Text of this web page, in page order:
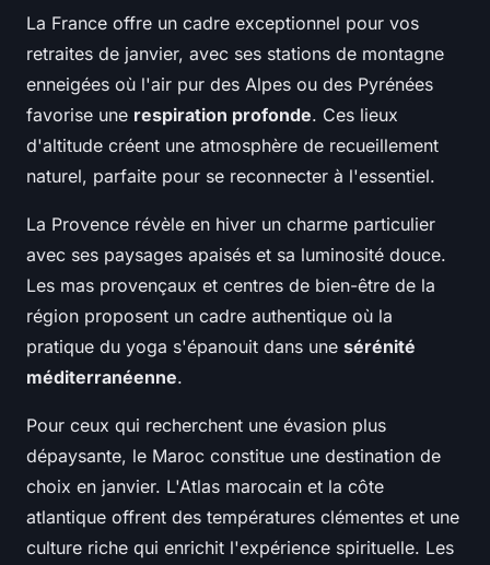
La France offre un cadre exceptionnel pour vos
retraites de janvier, avec ses stations de montagne
enneigées où l'air pur des Alpes ou des Pyrénées
favorise une respiration profonde. Ces lieux
d'altitude créent une atmosphère de recueillement
naturel, parfaite pour se reconnecter à l'essentiel.
La Provence révèle en hiver un charme particulier
avec ses paysages apaisés et sa luminosité douce.
Les mas provençaux et centres de bien-être de la
région proposent un cadre authentique où la
pratique du yoga s'épanouit dans une sérénité
méditerranéenne.
Pour ceux qui recherchent une évasion plus
dépaysante, le Maroc constitue une destination de
choix en janvier. L'Atlas marocain et la côte
atlantique offrent des températures clémentes et une
culture riche qui enrichit l'expérience spirituelle. Les